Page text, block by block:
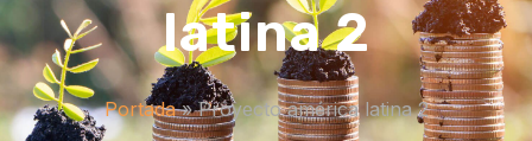
latina 2
Portada»Proyecto américa latina 2